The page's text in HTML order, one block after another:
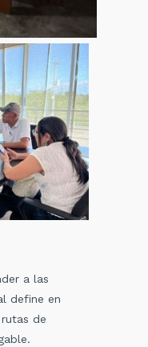
a las
define en
de